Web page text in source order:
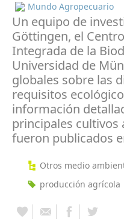
Mundo Agropecuario
Un equipo de
Göttingen, el
Integrada de la
Universidad de
globales sobre las
requisitos
información
principales cultivos
fueron publicados
Otros medio
producción agrícola